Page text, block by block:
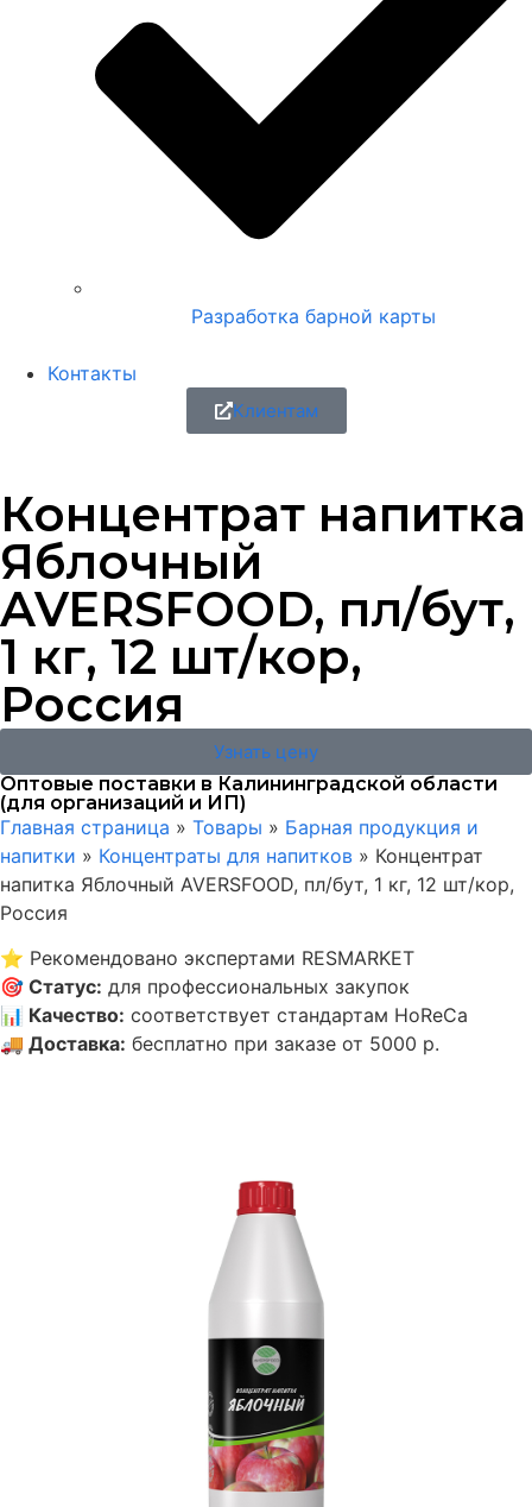
Разработка барной карты
Контакты
Клиентам
Концентрат напитка
Яблочный
AVERSFOOD, пл/бут,
1 кг, 12 шт/кор,
Россия
Узнать цену
Оптовые поставки в Калининградской области
(для организаций и ИП)
Главная страница » Товары » Барная продукция и
напитки » Концентраты для напитков » Концентрат
напитка Яблочный AVERSFOOD, пл/бут, 1 кг, 12 шт/кор,
Россия
⭐ Рекомендовано экспертами RESMARKET
🎯 Статус: для профессиональных закупок
📊 Качество: соответствует стандартам HoReCa
🚚 Доставка: бесплатно при заказе от 5000 р.